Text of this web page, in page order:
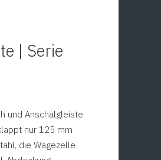
| Serie
und Anschalgleiste
nur 125 mm
die Wägezelle